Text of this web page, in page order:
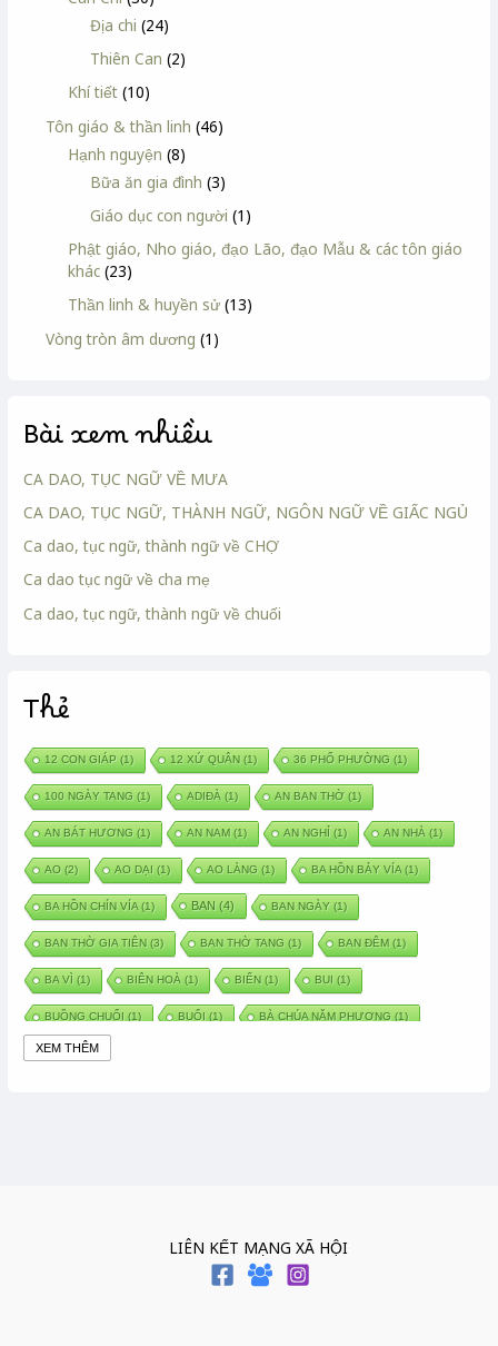
Địa chi (24)
Thiên Can (2)
Khí tiết (10)
Tôn giáo & thần linh (46)
Hạnh nguyện (8)
Bữa ăn gia đình (3)
Giáo dục con người (1)
Phật giáo, Nho giáo, đạo Lão, đạo Mẫu & các tôn giáo
khác (23)
Thần linh & huyền sử (13)
Vòng tròn âm dương (1)
Bài xem nhiều
CA DAO, TỤC NGỮ VỀ MƯA
CA DAO, TỤC NGỮ, THÀNH NGỮ, NGÔN NGỮ VỀ GIẤC NGỦ
Ca dao, tục ngữ, thành ngữ về CHỢ
Ca dao tục ngữ về cha mẹ
Ca dao, tục ngữ, thành ngữ về chuối
Thẻ
12 CON GIÁP (1) 12 XỨ QUÂN (1) 36 PHỐ PHƯỜNG (1)
100 NGÀY TANG (1) ADIĐÀ (1) AN BAN THỜ(1)
AN BÁT HƯƠNG (1) AN NAM(1) AN NGHỈ (1) AN NHÀ (1)
AO (2) AO DẠI (1) AO LÀNG (1) BA HỒN BẢY VÍA(1)
BA HỒN CHÍN VÍA(1) BAN (4) BAN NGÀY (1)
BAN THỜ GIA TIÊN (3) BAN THỜ TANG (1) BAN ĐÊM(1)
BA VÌ (1) BIÊN HOÀ (1) BIỂN (1) BUI (1)
BUỒNG CHUỐI (1) BUỔI (1) BÀ CHÚA NĂM PHƯƠNG (1)
BÀ CHÚA THÀNH ĐÔNG
BÁNH CHƯNG BÁNH DẦY
BÁNH TRÁNG (1) BÁNH TRÔI BÁNH CHAY
XEM THÊM
LIÊN KẾT MẠNG XÃ HỘI